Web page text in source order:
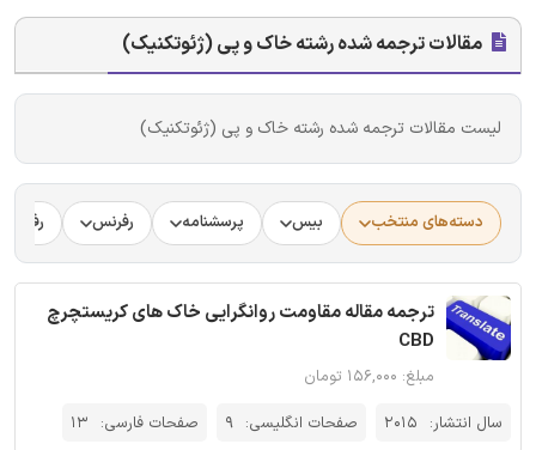
مقالات ترجمه شده رشته خاک و پی (ژئوتکنیک)
لیست مقالات ترجمه شده رشته خاک و پی (ژئوتکنیک)
دسته‌های منتخب بیس پرسشنامه رفرنس
ترجمه مقاله مقاومت روانگرایی خاک های کریستچرچ
CBD
مبلغ: ۱۵۶,۰۰۰ تومان
سال انتشار: 2015 صفحات انگلیسی: 9 صفحات فارسی: 13